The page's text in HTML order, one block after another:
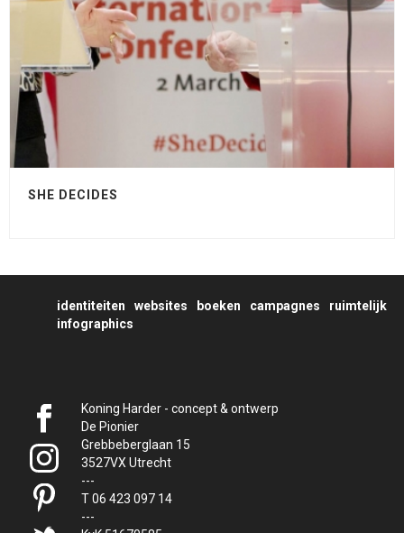
SHE DECIDES
identiteiten websites boeken campagnes
ruimtelijk
infographics
Koning Harder - concept & ontwerp
De Pionier
Grebbeberglaan 15
3527VX Utrecht
---
T 06 423 097 14
---